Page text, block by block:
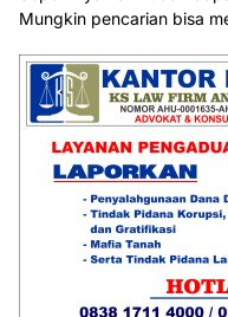
Mungkin pencarian bisa